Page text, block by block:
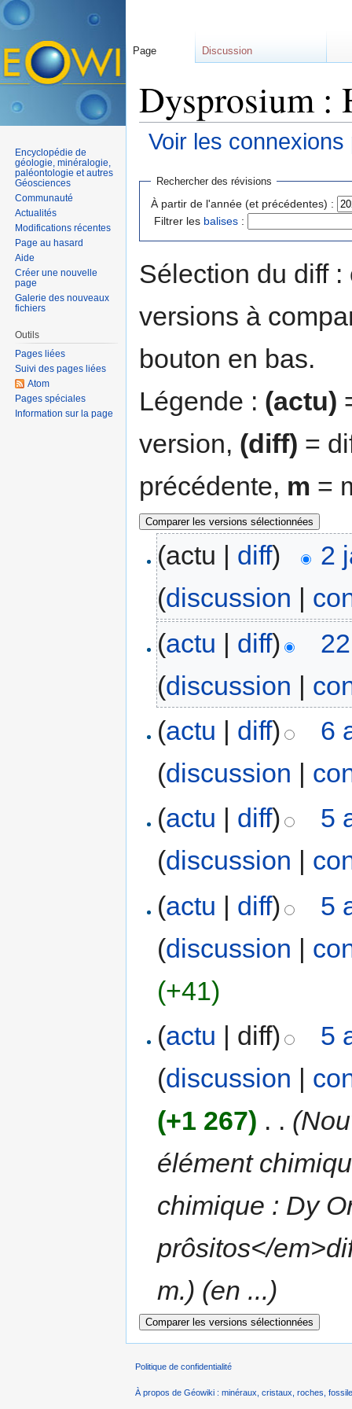
Dysprosium :
Voir les
Rechercher des révisions
À partir de l'année (et précédentes) :
Filtrer les balises :
Sélection du diff
versions à
bouton en bas.
Légende : (actu)
version, (diff) =
précédente, m =
(actu | diff)
2
(discussion |
(actu | diff)
(discussion |
(actu | diff)
6
(discussion |
(actu | diff)
5
(discussion |
(actu | diff)
5
(discussion |
(+41)
(actu | diff)
5
(discussion |
(+1 267) . .
élément
chimique : Dy
prôsitos</
m.) (en ...)
Page Discussion
Encyclopédie de
géologie, minéralogie,
paléontologie et autres
Géosciences
Communauté
Actualités
Modifications récentes
Page au hasard
Aide
Créer une nouvelle
page
Galerie des nouveaux
fichiers
Outils
Pages liées
Suivi des pages liées
Atom
Pages spéciales
Information sur la page
Politique de confidentialité
À propos de Géowiki : minéraux, cristaux, roches,